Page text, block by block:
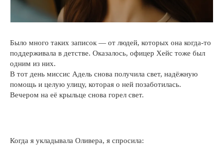
Было много таких записок — от людей, которых она когда-то
поддерживала в детстве. Оказалось, офицер Хейс тоже был
одним из них.
В тот день миссис Адель снова получила свет, надёжную
помощь и целую улицу, которая о ней позаботилась.
Вечером на её крыльце снова горел свет.
Когда я укладывала Оливера, я спросила: